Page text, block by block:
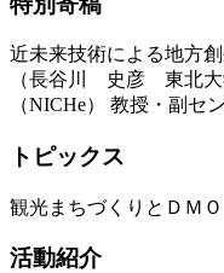
近未来技術による地方
（長谷川 史彦 東北大
（NICHe） 教授・副セ
トピックス
観光まちづくりとＤＭＯ
活動紹介